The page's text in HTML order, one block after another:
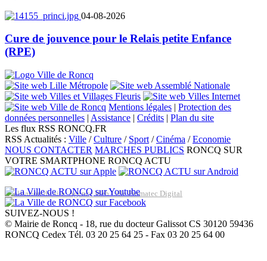
04-08-2026
Cure de jouvence pour le Relais petite Enfance
(RPE)
Mentions légales | Protection des
données personnelles | Assistance | Crédits | Plan du site
Les flux RSS RONCQ.FR
RSS Actualités : Ville /Culture / Sport /Cinéma /Economie
NOUS CONTACTER MARCHES PUBLICS RONCQ SUR
VOTRE SMARTPHONE RONCQ ACTU
Réalisation du site: Agence Web Lille Promatec Digital
SUIVEZ-NOUS !
© Mairie de Roncq - 18, rue du docteur Galissot CS 30120 59436
RONCQ Cedex Tél. 03 20 25 64 25 - Fax 03 20 25 64 00